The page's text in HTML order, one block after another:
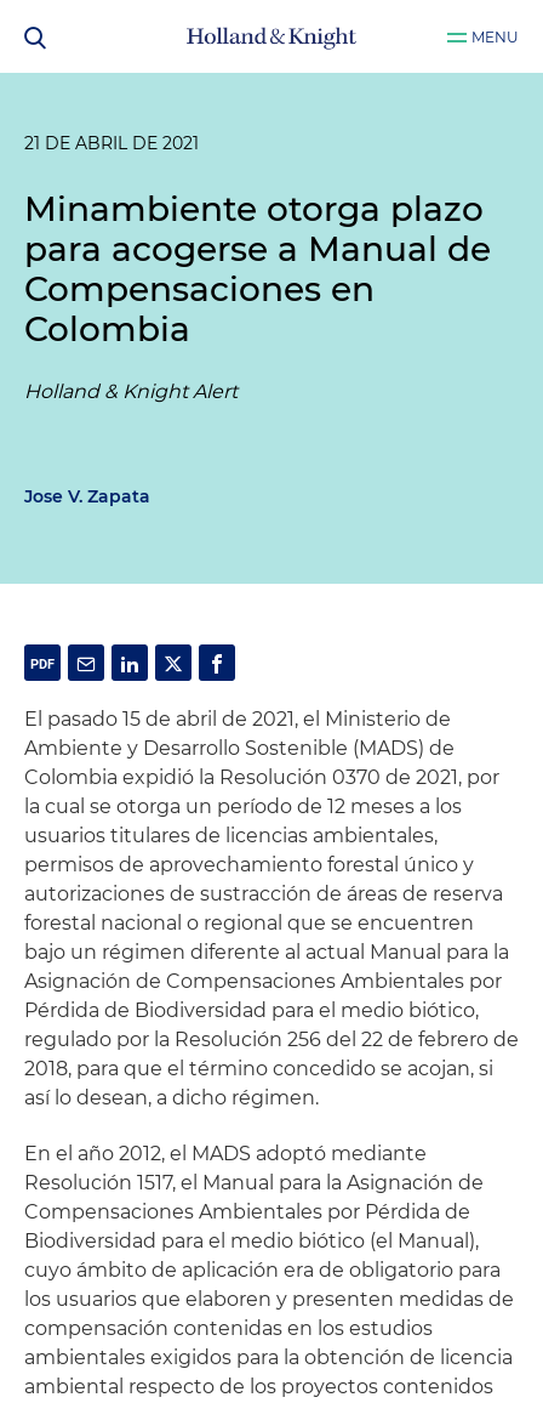
MENU
21 DE ABRIL DE 2021
Minambiente otorga plazo
para acogerse a Manual de
Compensaciones en
Colombia
Holland & Knight Alert
Jose V. Zapata
El pasado 15 de abril de 2021, el Ministerio de
Ambiente y Desarrollo Sostenible (MADS) de
Colombia expidió la Resolución 0370 de 2021, por
la cual se otorga un período de 12 meses a los
usuarios titulares de licencias ambientales,
permisos de aprovechamiento forestal único y
autorizaciones de sustracción de áreas de reserva
forestal nacional o regional que se encuentren
bajo un régimen diferente al actual Manual para la
Asignación de Compensaciones Ambientales por
Pérdida de Biodiversidad para el medio biótico,
regulado por la Resolución 256 del 22 de febrero de
2018, para que el término concedido se acojan, si
así lo desean, a dicho régimen.
En el año 2012, el MADS adoptó mediante
Resolución 1517, el Manual para la Asignación de
Compensaciones Ambientales por Pérdida de
Biodiversidad para el medio biótico (el Manual),
cuyo ámbito de aplicación era de obligatorio para
los usuarios que elaboren y presenten medidas de
compensación contenidas en los estudios
ambientales exigidos para la obtención de licencia
ambiental respecto de los proyectos contenidos